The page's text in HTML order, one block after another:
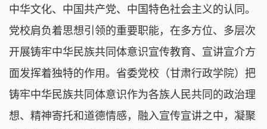
中华文化、中国共产党、中国特色社会主义的认同。
党校肩负着思想引领的重要职能，在多方位、多层次
开展铸牢中华民族共同体意识宣传教育、宣讲宣介方
面发挥着独特的作用。省委党校（甘肃行政学院）把
铸牢中华民族共同体意识作为各族人民共同的政治理
想、精神寄托和道德情感，融入宣传宣讲之中，凝聚